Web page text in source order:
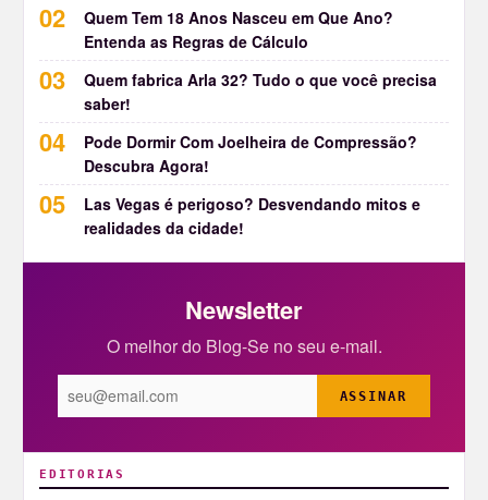
Quem Tem 18 Anos Nasceu em Que Ano?
Entenda as Regras de Cálculo
Quem fabrica Arla 32? Tudo o que você precisa
saber!
Pode Dormir Com Joelheira de Compressão?
Descubra Agora!
Las Vegas é perigoso? Desvendando mitos e
realidades da cidade!
Newsletter
O melhor do Blog-Se no seu e-mail.
ASSINAR
EDITORIAS